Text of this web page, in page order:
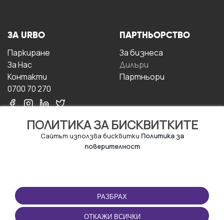
ПОЛИТИКА ЗА БИСКВИТКИТЕ
Сайтът използва бисквитки Политика за
поверителност
РАЗБРАХ
ОТКАЖИ ВСИЧКИ
ЗА URBO
Паркиране
За Hас
Контакти
0700 70 270
ПАРТНЬОРСТВО
За бизнесa
Дилъри
Партньори
ПОЛЗВАНЕ
Правила и условия за
ползване
ПРИЛОЖЕНИЕТО